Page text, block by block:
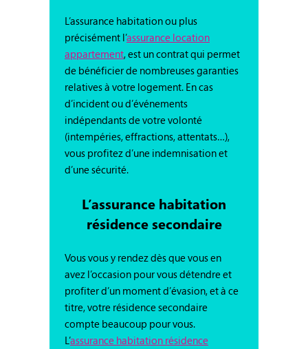
L’assurance habitation ou plus
précisément l’assurance location
appartement, est un contrat qui permet
de bénéficier de nombreuses garanties
relatives à votre logement. En cas
d’incident ou d’événements
indépendants de votre volonté
(intempéries, effractions, attentats…),
vous profitez d’une indemnisation et
d’une sécurité.
L’assurance habitation
résidence secondaire
Vous vous y rendez dès que vous en
avez l’occasion pour vous détendre et
profiter d’un moment d’évasion, et à ce
titre, votre résidence secondaire
compte beaucoup pour vous.
L’assurance habitation résidence